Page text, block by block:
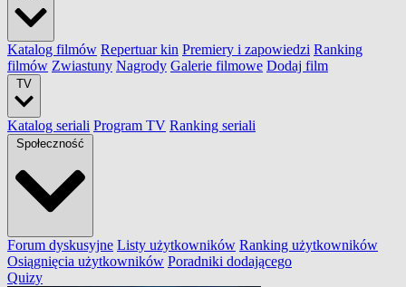
Katalog filmów Repertuar kin Premiery i zapowiedzi Ranking
filmów Zwiastuny Nagrody Galerie filmowe Dodaj film
TV
Katalog seriali Program TV Ranking seriali
Społeczność
Forum dyskusyjne Listy użytkowników Ranking użytkowników
Osiągnięcia użytkowników Poradniki dodającego
Quizy